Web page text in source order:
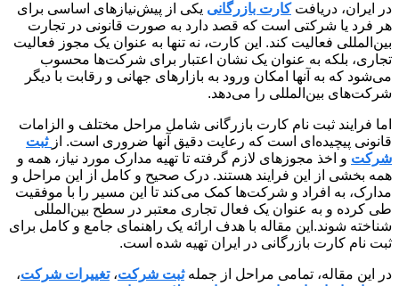
در ایران، دریافتکارت بازرگانی یکی از پیش‌نیازهای اساسی برای
هر فرد یا شرکتی است که قصد دارد به صورت قانونی در تجارت
بین‌المللی فعالیت کند. این کارت، نه تنها به عنوان یک مجوز فعالیت
تجاری، بلکه به عنوان یک نشان اعتبار برای شرکت‌ها محسوب
می‌شود که به آنها امکان ورود به بازارهای جهانی و رقابت با دیگر
شرکت‌های بین‌المللی را می‌دهد.
اما فرایند ثبت نام کارت بازرگانی شامل مراحل مختلف و الزامات
قانونی پیچیده‌ای است که رعایت دقیق آنها ضروری است. از ثبت
شرکت و اخذ مجوزهای لازم گرفته تا تهیه مدارک مورد نیاز، همه و
همه بخشی از این فرایند هستند. درک صحیح و کامل از این مراحل و
مدارک، به افراد و شرکت‌ها کمک می‌کند تا این مسیر را با موفقیت
طی کرده و به عنوان یک فعال تجاری معتبر در سطح بین‌المللی
شناخته شوند.این مقاله با هدف ارائه یک راهنمای جامع و کامل برای
ثبت نام کارت بازرگانی در ایران تهیه شده است.
در این مقاله، تمامی مراحل از جملهثبت شرکت،تغییرات شرکت،